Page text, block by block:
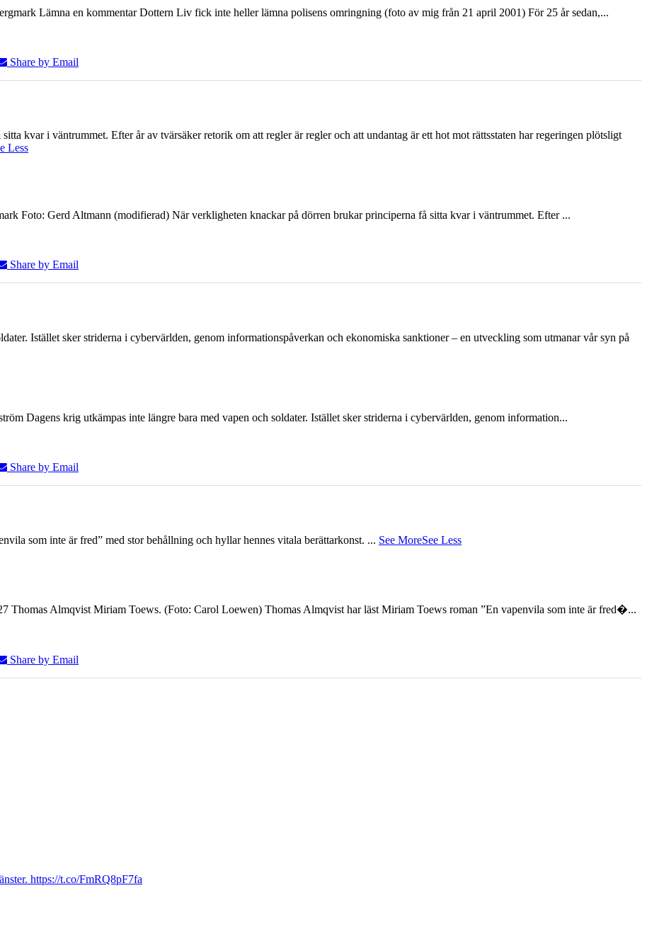
Lämna en kommentar Dottern Liv fick inte heller lämna polisens omringning (foto av mig från 21 april 2001) För 25 år sedan,...
Share by Email
kvar i väntrummet. Efter år av tvärsäker retorik om att regler är regler och att undantag är ett hot mot rättsstaten har regeringen plötsligt
Less
Foto: Gerd Altmann (modifierad) När verkligheten knackar på dörren brukar principerna få sitta kvar i väntrummet. Efter ...
Share by Email
Istället sker striderna i cybervärlden, genom informationspåverkan och ekonomiska sanktioner – en utveckling som utmanar vår syn på
Dagens krig utkämpas inte längre bara med vapen och soldater. Istället sker striderna i cybervärlden, genom information...
Share by Email
som inte är fred” med stor behållning och hyllar hennes vitala berättarkonst. ... See MoreSee Less
Thomas Almqvist Miriam Toews. (Foto: Carol Loewen) Thomas Almqvist har läst Miriam Toews roman ”En vapenvila som inte är fred�...
Share by Email
https://t.co/FmRQ8pF7fa